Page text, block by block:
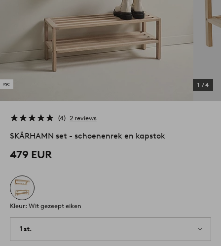
1 /4
4 2 reviews
SKÄRHAMN set - schoenenrek en kapstok
479 EUR
Kleur: Wit gezeept eiken
1 st.